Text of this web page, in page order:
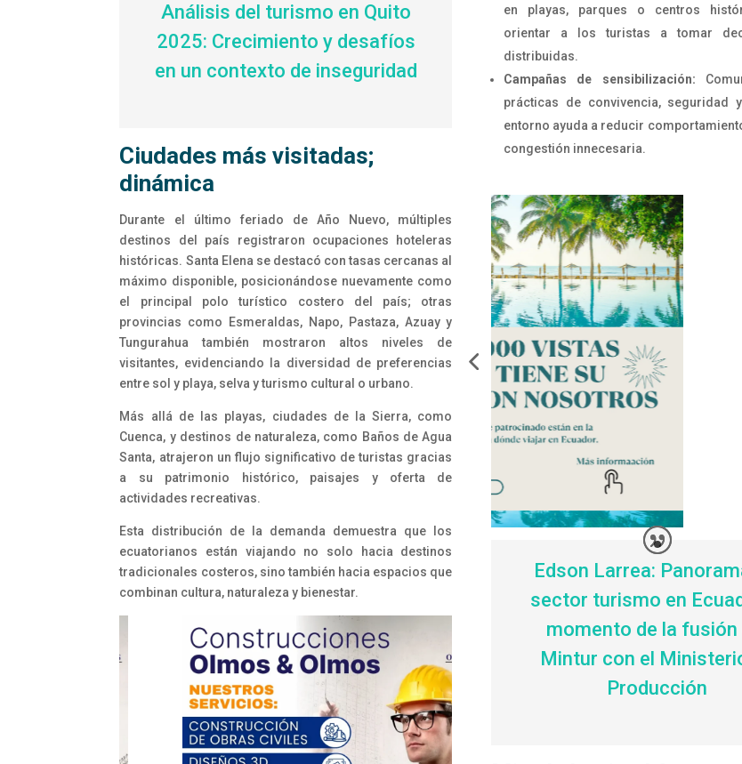
Análisis del turismo en Quito
2025: Crecimiento y desafíos
en un contexto de inseguridad
Ciudades más visitadas;
dinámica
Durante el último feriado de Año Nuevo, múltiples
destinos del país registraron ocupaciones hoteleras
históricas. Santa Elena se destacó con tasas cercanas al
máximo disponible, posicionándose nuevamente como
el principal polo turístico costero del país; otras
provincias como Esmeraldas, Napo, Pastaza, Azuay y
Tungurahua también mostraron altos niveles de
visitantes, evidenciando la diversidad de preferencias
entre sol y playa, selva y turismo cultural o urbano.
Más allá de las playas, ciudades de la Sierra, como
Cuenca, y destinos de naturaleza, como Baños de Agua
Santa, atrajeron un flujo significativo de turistas gracias
a su patrimonio histórico, paisajes y oferta de
actividades recreativas.
Esta distribución de la demanda demuestra que los
ecuatorianos están viajando no solo hacia destinos
tradicionales costeros, sino también hacia espacios que
combinan cultura, naturaleza y bienestar.
en playas, parques o centros
orientar a los turistas a tomar
distribuidas.
Campañas de sensibilización:
prácticas de convivencia, seguridad
entorno ayuda a reducir
congestión innecesaria.
Edson Larrea:
sector turismo en
momento de la fusión
Mintur con el
Producción